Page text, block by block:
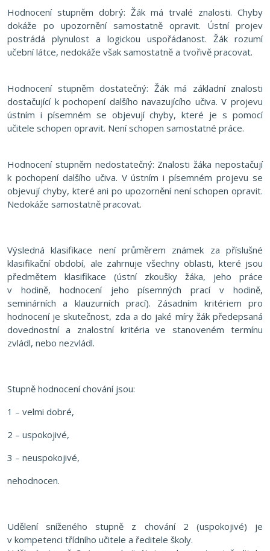
Hodnocení stupněm dobrý: Žák má trvalé znalosti. Chyby
dokáže po upozornění samostatně opravit. Ústní projev
postrádá plynulost a logickou uspořádanost. Žák rozumí
učební látce, nedokáže však samostatně a tvořivě pracovat.
Hodnocení stupněm dostatečný: Žák má základní znalosti
dostačující k pochopení dalšího navazujícího učiva. V projevu
ústním i písemném se objevují chyby, které je s pomocí
učitele schopen opravit. Není schopen samostatné práce.
Hodnocení stupněm nedostatečný: Znalosti žáka nepostačují
k pochopení dalšího učiva. V ústním i písemném projevu se
objevují chyby, které ani po upozornění není schopen opravit.
Nedokáže samostatně pracovat.
Výsledná klasifikace není průměrem známek za příslušné
klasifikační období, ale zahrnuje všechny oblasti, které jsou
předmětem klasifikace (ústní zkoušky žáka, jeho práce
v hodině, hodnocení jeho písemných prací v hodině,
seminárních a klauzurních prací). Zásadním kritériem pro
hodnocení je skutečnost, zda a do jaké míry žák předepsaná
dovednostní a znalostní kritéria ve stanoveném termínu
zvládl, nebo nezvládl.
Stupně hodnocení chování jsou:
1 – velmi dobré,
2 – uspokojivé,
3 – neuspokojivé,
nehodnocen.
Udělení sníženého stupně z chování 2 (uspokojivé) je
v kompetenci třídního učitele a ředitele školy.